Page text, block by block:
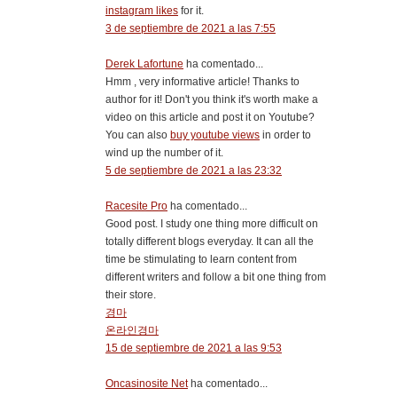
instagram likes for it.
3 de septiembre de 2021 a las 7:55
Derek Lafortune ha comentado...
Hmm , very informative article! Thanks to
author for it! Don't you think it's worth make a
video on this article and post it on Youtube?
You can also buy youtube views in order to
wind up the number of it.
5 de septiembre de 2021 a las 23:32
Racesite Pro ha comentado...
Good post. I study one thing more difficult on
totally different blogs everyday. It can all the
time be stimulating to learn content from
different writers and follow a bit one thing from
their store.
경마
온라인경마
15 de septiembre de 2021 a las 9:53
Oncasinosite Netha comentado...